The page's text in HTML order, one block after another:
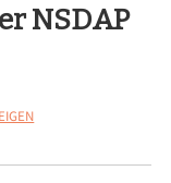
NSDAP